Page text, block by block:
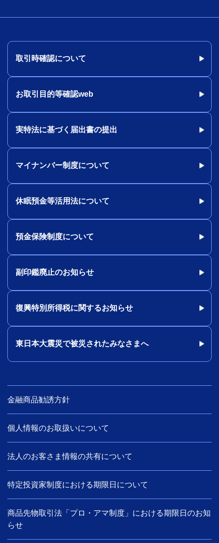
取引時確認について
お取引目的等確認web
実特法に基づく届出書の提出
マイナンバー制度について
休眠預金等活用法について
預金保険制度について
副印鑑廃止のお知らせ
復興特別所得税に関するお知らせ
東日本大震災で被災されたみなさまへ
金融商品勧誘方針
個人情報のお取扱いについて
法人のお客さま情報の共有について
特定投資家制度における期限日について
商品先物取引法「プロ・アマ制度」における期限日のお知
らせ